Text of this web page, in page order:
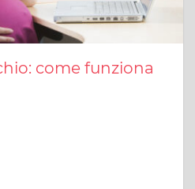
come funziona